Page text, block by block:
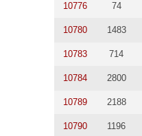
10776 74
10780 1483
10783 714
10784 2800
10789 2188
10790 1196